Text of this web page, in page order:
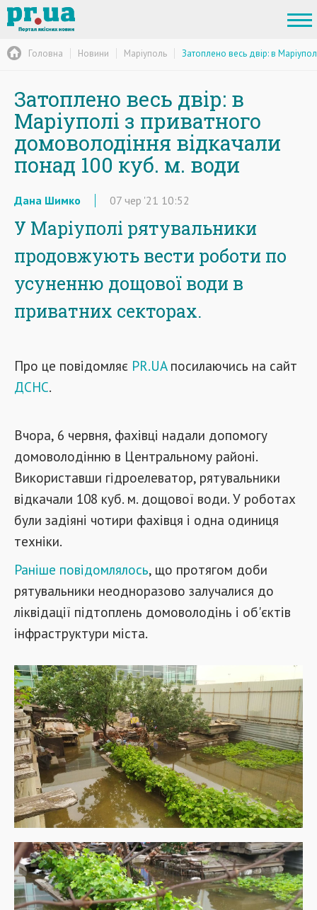
Головна Новини Маріуполь Затоплено весь двір: в
Затоплено весь двір: в
Маріуполі з приватного
домоволодіння відкачали
понад 100 куб. м. води
Дана Шимко 07 чер '21 10:52
У Маріуполі рятувальники
продовжують вести роботи по
усуненню дощової води в
приватних секторах.
Про це повідомляє PR.UAпосилаючись на сайт
ДСНС.
Вчора, 6 червня, фахівці надали допомогу
домоволодінню в Центральному районі.
Використавши гідроелеватор, рятувальники
відкачали 108 куб. м. дощової води. У роботах
були задіяні чотири фахівця і одна одиниця
техніки.
Раніше повідомлялось, що протягом доби
рятувальники неодноразово залучалися до
ліквідації підтоплень домоволодінь і об'єктів
інфраструктури міста.